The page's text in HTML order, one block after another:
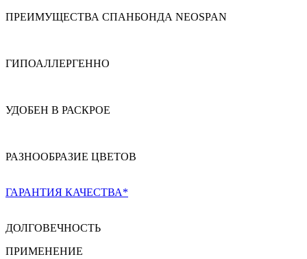
ПРЕИМУЩЕСТВА СПАНБОНДА NEOSPAN
ГИПОАЛЛЕРГЕННО
УДОБЕН В РАСКРОЕ
РАЗНООБРАЗИЕ ЦВЕТОВ
ГАРАНТИЯ КАЧЕСТВА*
ДОЛГОВЕЧНОСТЬ
ПРИМЕНЕНИЕ